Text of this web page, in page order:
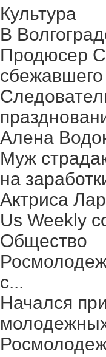
Культура
В
Продюсер
Алена
Муж
на
Актриса
Us Weekly
Общество
с...
Начался